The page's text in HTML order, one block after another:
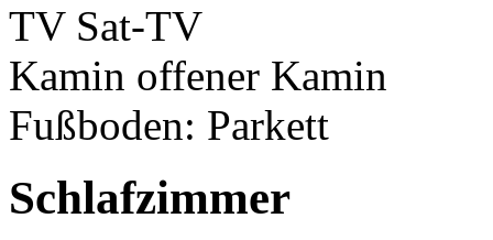
TV Sat-TV
Kamin offener Kamin
Fußboden: Parkett
Schlafzimmer